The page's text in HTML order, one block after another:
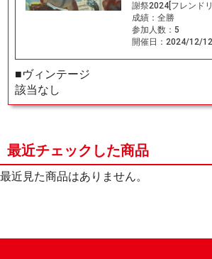
謝祭2024[フレンド
成績： 全勝
参加人数： 5
開催日： 2024/12/12
■ヴィンテージ
該当なし
最近チェックした商品
最近見た商品はありません。